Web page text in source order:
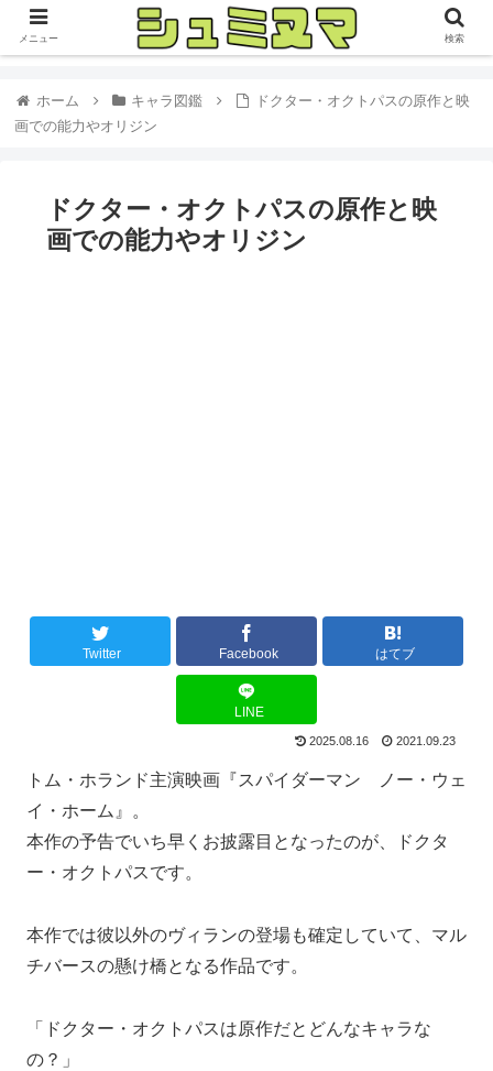
ホーム キャラ図鑑
ドクター・オクトパスの原作と映
画での能力やオリジン
ドクター・オクトパスの原作と映
画での能力やオリジン
Twitter Facebook はてブ
LINE
2025.08.16 2021.09.23
トム・ホランド主演映画『スパイダーマン ノー・ウェ
イ・ホーム』。
本作の予告でいち早くお披露目となったのが、ドクタ
ー・オクトパスです。
本作では彼以外のヴィランの登場も確定していて、マル
チバースの懸け橋となる作品です。
「ドクター・オクトパスは原作だとどんなキャラな
の？」
メニュー 検索